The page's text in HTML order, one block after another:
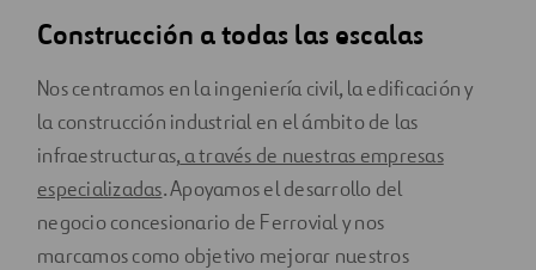
Construcción a todas las escalas
Nos centramos en la ingeniería civil, la edificación y
la construcción industrial en el ámbito de las
infraestructuras, a través de nuestras empresas
especializadas. Apoyamos el desarrollo del
negocio concesionario de Ferrovial y nos
marcamos como objetivo mejorar nuestros